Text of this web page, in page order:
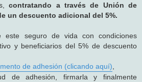
contratando a través de Unión de
un descuento adicional del 5%.
este seguro de vida con condiciones
y beneficiarios del 5% de descuento
de adhesión (clicando aquí)
de adhesión, firmarla y finalmente